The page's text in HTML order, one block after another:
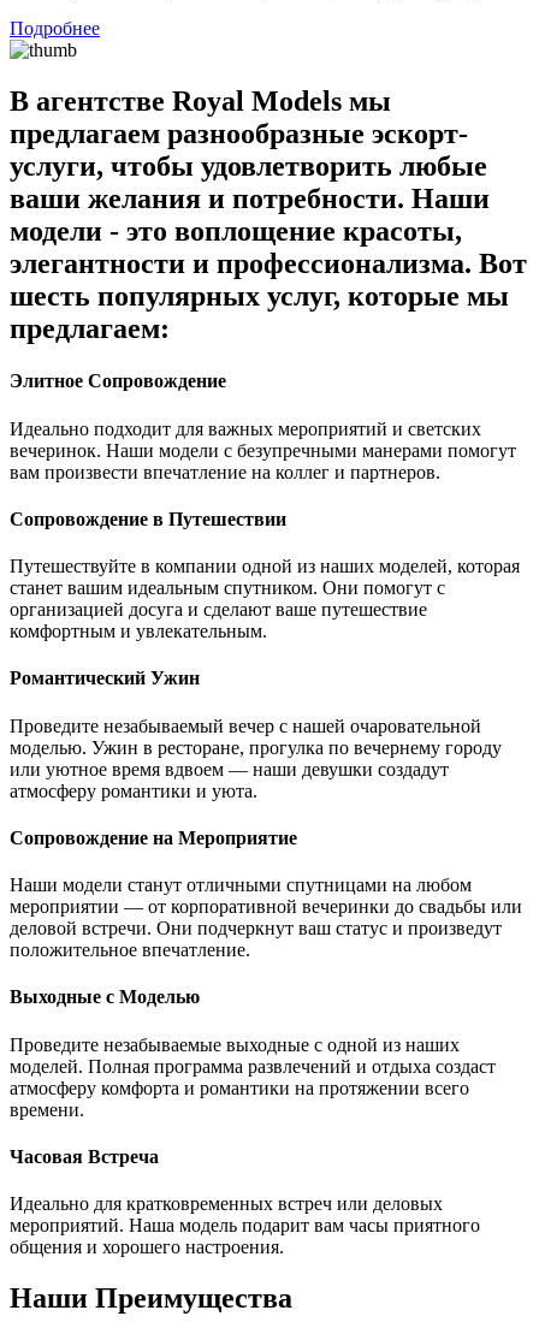
Подробнее
В агентстве Royal Models мы
предлагаем разнообразные эскорт-
услуги, чтобы удовлетворить любые
ваши желания и потребности. Наши
модели - это воплощение красоты,
элегантности и профессионализма. Вот
шесть популярных услуг, которые мы
предлагаем:
Элитное Сопровождение
Идеально подходит для важных мероприятий и светских
вечеринок. Наши модели с безупречными манерами помогут
вам произвести впечатление на коллег и партнеров.
Сопровождение в Путешествии
Путешествуйте в компании одной из наших моделей, которая
станет вашим идеальным спутником. Они помогут с
организацией досуга и сделают ваше путешествие
комфортным и увлекательным.
Романтический Ужин
Проведите незабываемый вечер с нашей очаровательной
моделью. Ужин в ресторане, прогулка по вечернему городу
или уютное время вдвоем — наши девушки создадут
атмосферу романтики и уюта.
Сопровождение на Мероприятие
Наши модели станут отличными спутницами на любом
мероприятии — от корпоративной вечеринки до свадьбы или
деловой встречи. Они подчеркнут ваш статус и произведут
положительное впечатление.
Выходные с Моделью
Проведите незабываемые выходные с одной из наших
моделей. Полная программа развлечений и отдыха создаст
атмосферу комфорта и романтики на протяжении всего
времени.
Часовая Встреча
Идеально для кратковременных встреч или деловых
мероприятий. Наша модель подарит вам часы приятного
общения и хорошего настроения.
Наши Преимущества